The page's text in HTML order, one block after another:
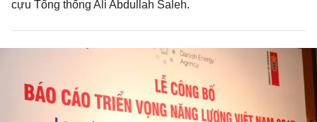
cựu Tổng thống Ali Abdullah Saleh.